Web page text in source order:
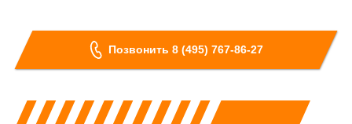
Позвонить 8 (495) 767-86-27